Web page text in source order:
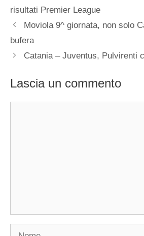
risultati Premier League
Moviola 9^ giornata, non solo
bufera
Catania – Juventus, Pulvirenti
Lascia un commento
Nome